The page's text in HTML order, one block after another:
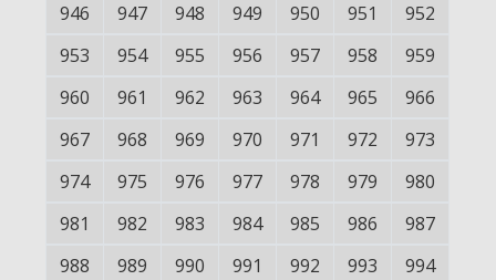
946
947 948 949 950 951
952
953
954 955 956 957 958
959
960
961 962 963 964 965
966
967
968 969 970 971 972
973
974
975 976 977 978 979
980
981
982 983 984 985 986
987
988
989 990 991 992 993
994